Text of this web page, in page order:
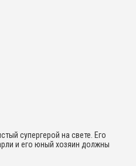
супергерой на свете. Его
и его юный хозяин должны